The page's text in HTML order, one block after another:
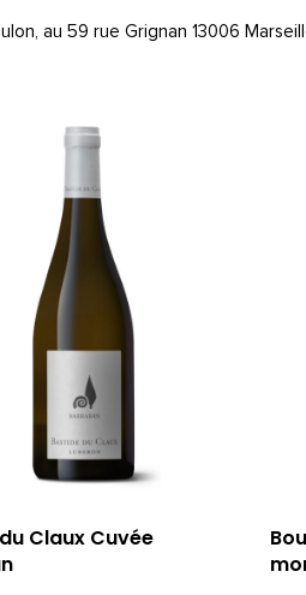
au 59 rue Grignan 13006
Claux Cuvée